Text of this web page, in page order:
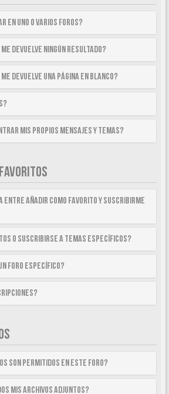
en uno o varios foros?
me devuelve ningún resultado?
devuelve una página en blanco?
mis propios mensajes y temas?
entre añadir como Favorito y suscribirme
o suscribirse a temas específicos?
foro específico?
son permitidos en este foro?
mis archivos adjuntos?